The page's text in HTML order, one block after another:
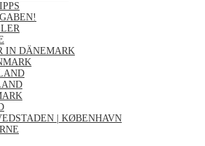
IN DÄNEMARK
| KØBENHAVN